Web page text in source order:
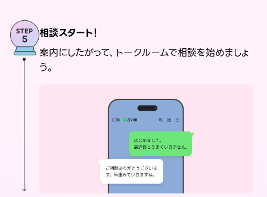
相談スタート！
案内にしたがって、トークルームで相談を始めましょ
う。